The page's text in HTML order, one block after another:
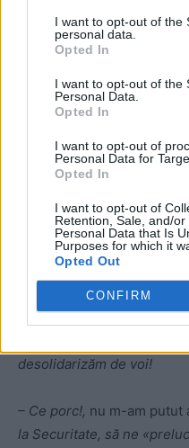
I want to opt-out of the
personal data.
Opted In
I want to opt-out of the
Personal Data.
Opted In
I want to opt-out of
Personal Data for
Opted In
I want to opt-out of
Retention, Sale, and/
Personal Data that Is
Purposes for which it
Opted Out
CONFIRM
– Ghiciţi ce-am făcut noi
– Ne-aţi aşteptat,
– Wise guy! Am avut şi
desolidarizăm de voi!
– Ce porc!, nu m-am putut
la Securitate, să ne